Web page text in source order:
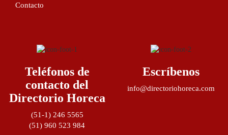
Contacto
Teléfonos de
contacto del
Directorio Horeca
(51-1) 246 5565
(51) 960 523 984
Escríbenos
info@directoriohoreca.com